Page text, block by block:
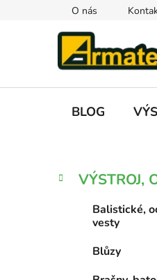
O nás
BLOG
PPřeskočit
kategorie
K
a
VÝSTROJ,
Balistické,
vesty
Blůzy